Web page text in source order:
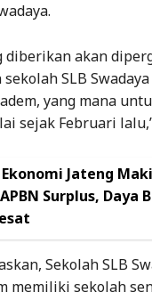
diberikan akan
SLB
yang mana
sejak Februari
Ekonomi Jateng
Surplus, Daya
Sekolah SLB
memiliki sekolah